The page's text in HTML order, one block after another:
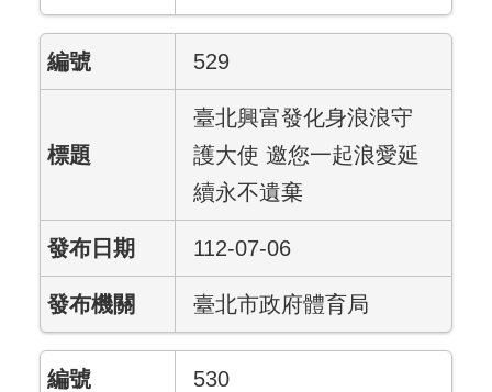
529
臺北興富發化身浪浪守
護大使 邀您一起浪愛延
續永不遺棄
112-07-06
臺北市政府體育局
530